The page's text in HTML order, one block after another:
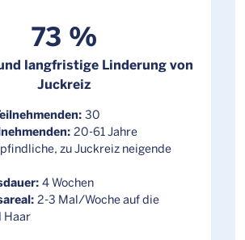
73 %
langfristige Linderung von
Juckreiz
30
20-61 Jahre
zu Juckreiz neigende
4 Wochen
2-3 Mal/Woche auf die
Haar